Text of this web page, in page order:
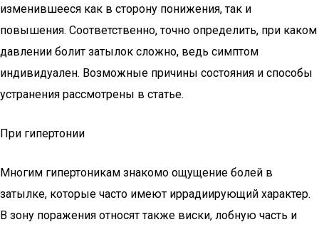
изменившееся как в сторону понижения, так и
повышения. Соответственно, точно определить, при каком
давлении болит затылок сложно, ведь симптом
индивидуален. Возможные причины состояния и способы
устранения рассмотрены в статье.
При гипертонии
Многим гипертоникам знакомо ощущение болей в
затылке, которые часто имеют иррадиирующий характер.
В зону поражения относят также виски, лобную часть и